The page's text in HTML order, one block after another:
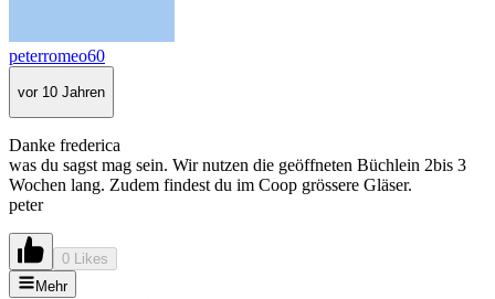
peterromeo60
vor 10 Jahren
Danke frederica
was du sagst mag sein. Wir nutzen die geöffneten Büchlein 2bis 3
Wochen lang. Zudem findest du im Coop grössere Gläser.
peter
0 Likes
Mehr